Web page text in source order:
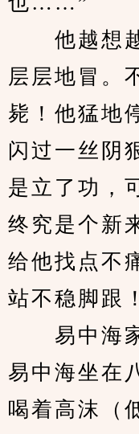
他越想越
层层地冒。
毙！他猛地
闪过一丝阴
是立了功，
终究是个新
给他找点不
站不稳脚跟！
易中海家
易中海坐在
喝着高沫（